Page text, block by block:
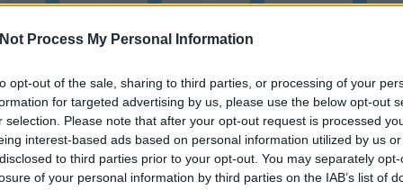
Process My Personal Information
opt-out of the sale, sharing to third parties, or processing of your
for targeted advertising by us, please use the below opt-out
selection. Please note that after your opt-out request is processed
interest-based ads based on personal information utilized by us
to third parties prior to your opt-out. You may separately
of your personal information by third parties on the IAB’s list of
POSZT POSZT POSZT
2023.
1
POSZT
2023.
1
POSZT
1
POSZT
2023.
27. hét
2023.
26. hét
2023.
25. hét